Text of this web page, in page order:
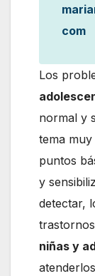
com
Los
normal y
tema
puntos
y
detectar,
niñas y